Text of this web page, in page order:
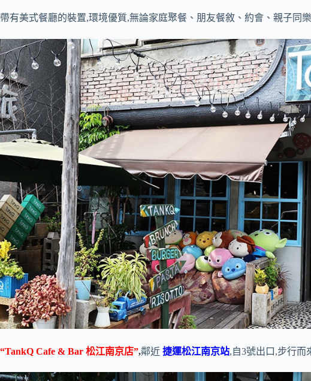
帶有美式餐廳的裝置,環境優質,無論家庭聚餐、朋友餐敘、約會、親子同
“TankQ Cafe & Bar 松江南京店”,鄰近 捷運松江南京站,自3號出口,步行而